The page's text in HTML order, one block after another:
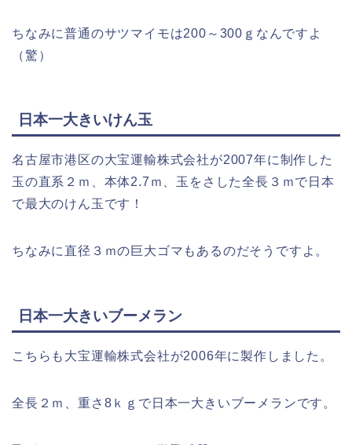
ちなみに普通のサツマイモは200～300ｇなんですよ
（驚）
日本一大きいけん玉
名古屋市港区の大宝運輸株式会社が2007年に制作した
玉の直系２ｍ、本体2.7ｍ、玉をさした全長３ｍで日本
で最大のけん玉です！
ちなみに直径３ｍの巨大ゴマもあるのだそうですよ。
日本一大きいブーメラン
こちらも大宝運輸株式会社が2006年に製作しました。
全長２ｍ、重さ8ｋｇで日本一大きいブーメランです。